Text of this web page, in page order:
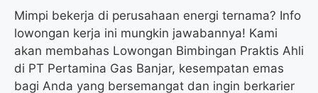
Mimpi bekerja di perusahaan energi ternama? Info
lowongan kerja ini mungkin jawabannya! Kami
akan membahas Lowongan Bimbingan Praktis Ahli
di PT Pertamina Gas Banjar, kesempatan emas
bagi Anda yang bersemangat dan ingin berkarier